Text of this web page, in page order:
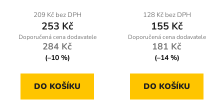
209 Kč bez DPH
253 Kč
284 Kč
(–10 %)
DO KOŠÍKU
128 Kč bez DPH
155 Kč
181 Kč
(–14 %)
DO KOŠÍKU